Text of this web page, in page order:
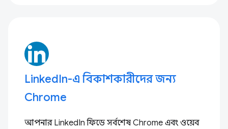
LinkedIn-এ বিকাশকারীদের জন্য
Chrome
আপনার LinkedIn ফিডে সর্বশেষ Chrome এবং ওয়েব